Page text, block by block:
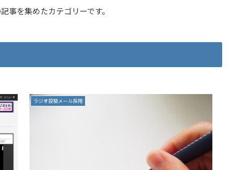
事を集めたカテゴリーです。
ラジオ投稿メール採用